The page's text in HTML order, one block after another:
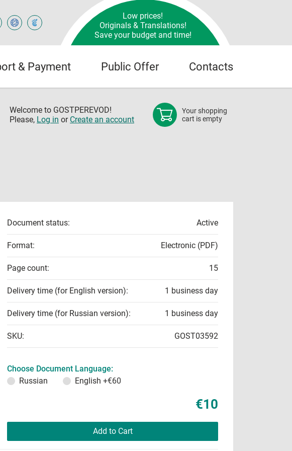
Low prices!
Originals & Translations!
Save your budget and time!
& Payment Public Offer Contacts
Welcome to GOSTPEREVOD!
Please, Log in or Create an account
Your shopping
cart is empty
Document status: Active
Format: Electronic (PDF)
Page count: 15
Delivery time (for English version): 1 business day
Delivery time (for Russian version): 1 business day
SKU: GOST03592
Choose Document Language:
Russian
English +€60
€10
Add to Cart